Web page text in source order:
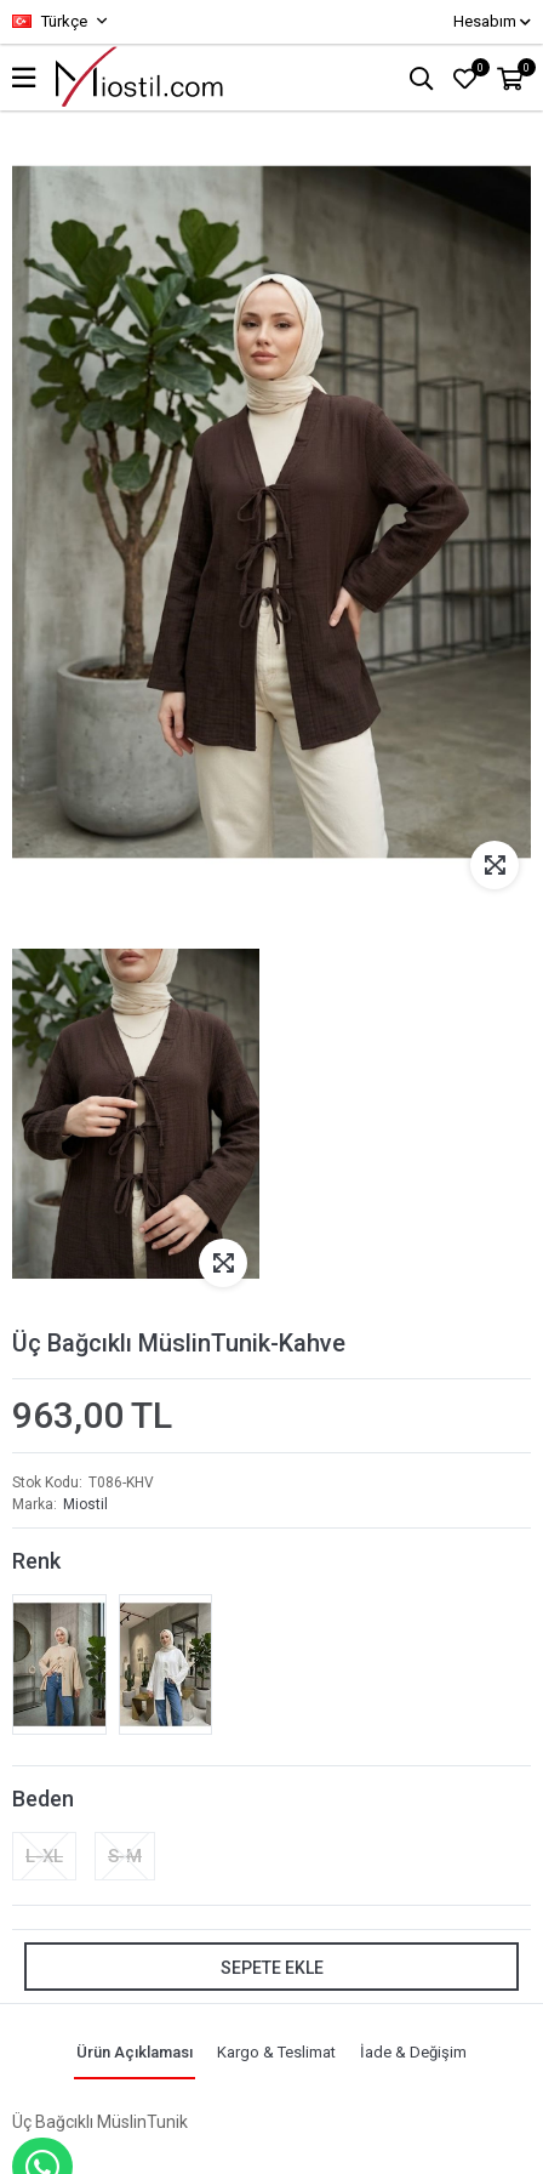
Türkçe Hesabım
0 0
Üç Bağcıklı MüslinTunik-Kahve
963,00 TL
Stok Kodu
T086-KHV
Marka
Miostil
Renk
Beden
L-XL S-M
SEPETE EKLE
Ürün Açıklaması Kargo & Teslimat İade & Değişim
Üç Bağcıklı MüslinTunik